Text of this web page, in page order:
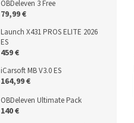
OBDeleven 3 Free
79,99 €
Launch X431 PROS ELITE 2026
ES
459 €
iCarsoft MB V3.0 ES
164,99 €
OBDeleven Ultimate Pack
140 €